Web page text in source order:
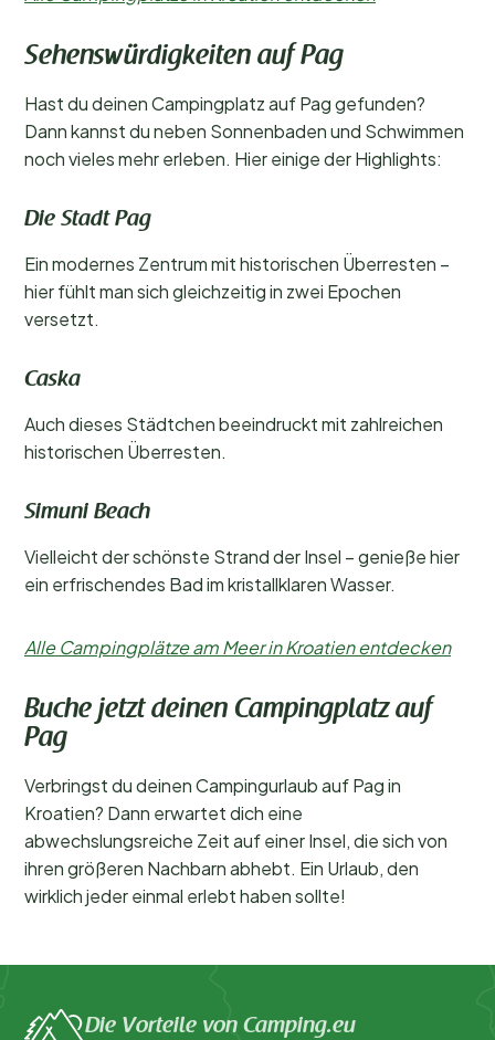
Sehenswürdigkeiten auf Pag
Hast du deinen Campingplatz auf Pag gefunden?
Dann kannst du neben Sonnenbaden und Schwimmen
noch vieles mehr erleben. Hier einige der Highlights:
Die Stadt Pag
Ein modernes Zentrum mit historischen Überresten –
hier fühlt man sich gleichzeitig in zwei Epochen
versetzt.
Caska
Auch dieses Städtchen beeindruckt mit zahlreichen
historischen Überresten.
Simuni Beach
Vielleicht der schönste Strand der Insel – genieße hier
ein erfrischendes Bad im kristallklaren Wasser.
Alle Campingplätze am Meer in Kroatien entdecken
Buche jetzt deinen Campingplatz auf
Pag
Verbringst du deinen Campingurlaub auf Pag in
Kroatien? Dann erwartet dich eine
abwechslungsreiche Zeit auf einer Insel, die sich von
ihren größeren Nachbarn abhebt. Ein Urlaub, den
wirklich jeder einmal erlebt haben sollte!
Die Vorteile von Camping.eu